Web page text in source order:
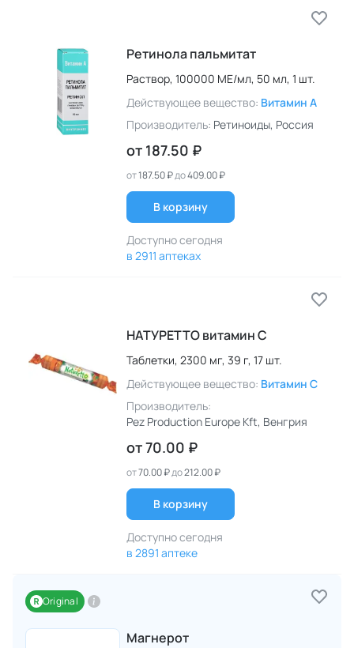
Ретинола пальмитат
Раствор, 100000 МЕ/мл, 50 мл, 1 шт.
Действующее вещество: Витамин A
Производитель: Ретиноиды, Россия
от 187.50 ₽
от187.50 ₽до409.00 ₽
В корзину
Доступно сегодня
в 2911 аптеках
НАТУРЕТТО витамин C
Таблетки, 2300 мг, 39 г, 17 шт.
Действующее вещество: Витамин C
Производитель:
Pez Production Europe Kft, Венгрия
от70.00 ₽
от70.00 ₽до212.00 ₽
В корзину
Доступно сегодня
в 2891 аптеке
Original
Магнерот